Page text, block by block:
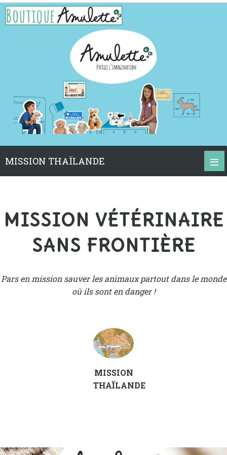
MISSION THAÏLANDE ≡
MISSION VÉTÉRINAIRE
SANS FRONTIÈRE
Pars en mission sauver les animaux partout dans le monde
où ils sont en danger !
MISSION
THAÏLANDE